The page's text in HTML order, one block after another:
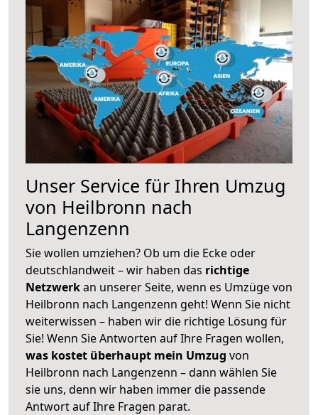
Unser Service für Ihren Umzug
von Heilbronn nach
Langenzenn
Sie wollen umziehen? Ob um die Ecke oder
deutschlandweit – wir haben das richtige
Netzwerkan unserer Seite, wenn es Umzüge von
Heilbronn nach Langenzenn geht! Wenn Sie nicht
weiterwissen – haben wir die richtige Lösung für
Sie! Wenn Sie Antworten auf Ihre Fragen wollen,
was kostet überhaupt mein Umzug von
Heilbronn nach Langenzenn – dann wählen Sie
sie uns, denn wir haben immer die passende
Antwort auf Ihre Fragen parat.